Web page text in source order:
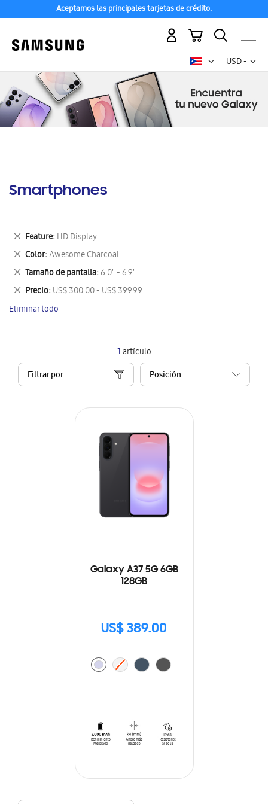
Aceptamos las principales tarjetas de crédito.
USD -
dólar
Mi carrito
Smartphones
1artículo
Filtrar por
Galaxy A37 5G 6GB
128GB
US$ 389.00
Feature HD Display
Eliminar
este
artículo
Color Awesome Charcoal
Eliminar
este
artículo
Tamaño de pantalla 6.0" - 6.9"
Eliminar
este
artículo
Precio US$ 300.00 - US$ 399.99
Eliminar
este
artículo
Eliminar todo